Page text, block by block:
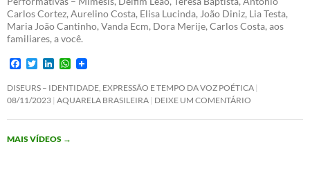
Carlos Cortez, Aurelino Costa, Elisa Lucinda, João Diniz, Lia Testa,
Maria João Cantinho, Vanda Ecm, Dora Merije, Carlos Costa, aos
familiares, a você.
F
c
e
o
k
T
i
t
e
n
k
d
n
W
a
t
A
DISEURS – IDENTIDADE, EXPRESSÃO E TEMPO DA VOZ POÉTICA
08/11/2023 AQUARELA BRASILEIRA DEIXE UM COMENTÁRIO
MAIS VÍDEOS →